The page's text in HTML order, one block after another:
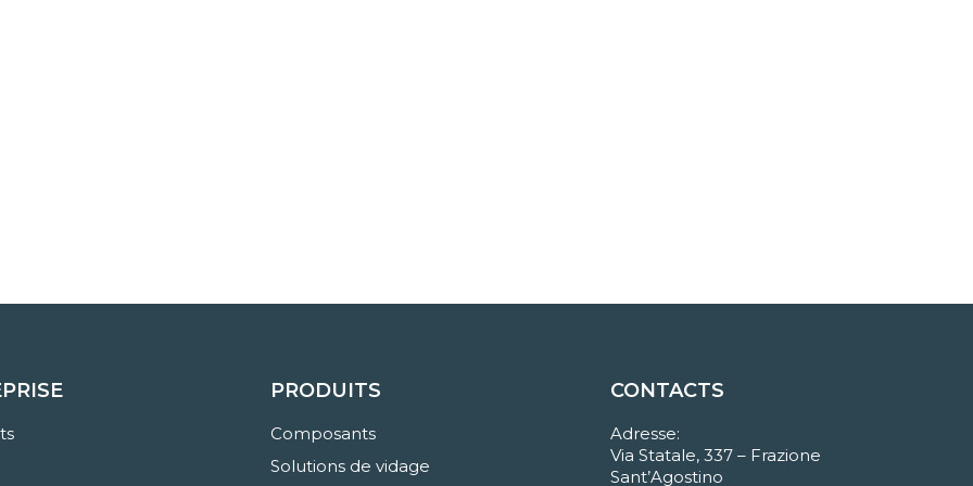
PRODUITS
Composants
Solutions de vidage
CONTACTS
Adresse:
Via Statale, 337 – Frazione
Sant’Agostino